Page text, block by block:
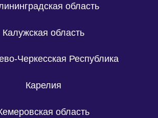
область
Калужская область
Черкесская Республика
Карелия
область